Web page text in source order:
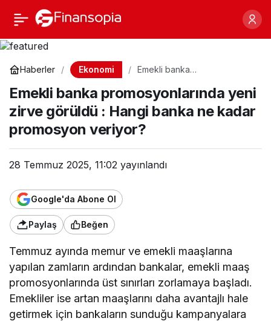
Haberler Ekonomi
Emekli banka
görüldü : Hangi banka ne
kadar promosyon veriyor?
Emekli banka promosyonlarında yeni
zirve görüldü : Hangi banka ne kadar
promosyon veriyor?
28 Temmuz 2025, 11:02 yayınlandı
Google'da Abone Ol
Paylaş Beğen
Temmuz ayında memur ve emekli maaşlarına
yapılan zamların ardından bankalar, emekli maaş
promosyonlarında üst sınırları zorlamaya başladı.
Emekliler ise artan maaşlarını daha avantajlı hale
getirmek için bankaların sunduğu kampanyalara
Emekli banka
promosyonlarında yeni
banka ne kadar
promosyon veriyor?
Paylaş